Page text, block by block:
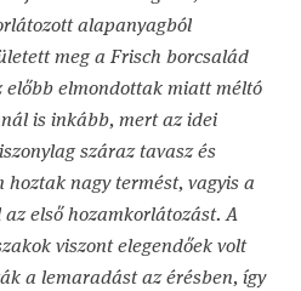
alapanyagból
meg a Frisch borcsalád
elmondottak miatt méltó
is inkább, mert az idei
száraz tavasz és
nagy termést, vagyis a
első hozamkorlátozást. A
viszont elegendőek volt
a lemaradást az érésben, így